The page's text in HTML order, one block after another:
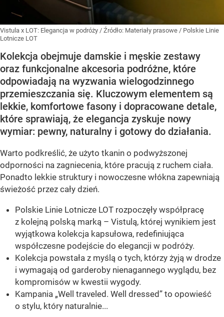
Vistula x LOT: Elegancja w podróży / Źródło: Materiały prasowe / Polskie Linie
Lotnicze LOT
Kolekcja obejmuje damskie i męskie zestawy
oraz funkcjonalne akcesoria podróżne, które
odpowiadają na wyzwania wielogodzinnego
przemieszczania się. Kluczowym elementem są
lekkie, komfortowe fasony i dopracowane detale,
które sprawiają, że elegancja zyskuje nowy
wymiar: pewny, naturalny i gotowy do działania.
Warto podkreślić, że użyto tkanin o podwyższonej
odporności na zagniecenia, które pracują z ruchem ciała.
Ponadto lekkie struktury i nowoczesne włókna zapewniają
świeżość przez cały dzień.
Polskie Linie Lotnicze LOT rozpoczęły współpracę
z kolejną polską marką – Vistulą, której wynikiem jest
wyjątkowa kolekcja kapsułowa, redefiniująca
współczesne podejście do elegancji w podróży.
Kolekcja powstała z myślą o tych, którzy żyją w drodze
i wymagają od garderoby nienagannego wyglądu, bez
kompromisów w kwestii wygody.
Kampania „Well traveled. Well dressed” to opowieść
o stylu, który naturalnie...